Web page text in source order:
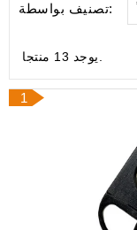
سيجار
مرطبات
رطوبة
تصنيف بواسطة:
1